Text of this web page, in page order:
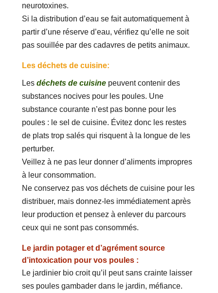
neurotoxines.
Si la distribution d’eau se fait automatiquement à
partir d’une réserve d’eau, vérifiez qu’elle ne soit
pas souillée par des cadavres de petits animaux.
Les déchets de cuisine:
Les déchets de cuisinepeuvent contenir des
substances nocives pour les poules. Une
substance courante n’est pas bonne pour les
poules : le sel de cuisine. Évitez donc les restes
de plats trop salés qui risquent à la longue de les
perturber.
Veillez à ne pas leur donner d’aliments impropres
à leur consommation.
Ne conservez pas vos déchets de cuisine pour les
distribuer, mais donnez-les immédiatement après
leur production et pensez à enlever du parcours
ceux qui ne sont pas consommés.
Le jardin potager et d’agrément source
d’intoxication pour vos poules :
Le jardinier bio croit qu’il peut sans crainte laisser
ses poules gambader dans le jardin, méfiance.